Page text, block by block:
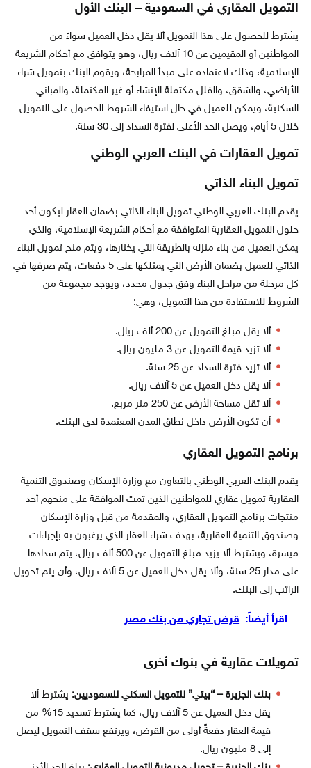
التمويل العقاري في السعودية – البنك الأول
يشترط للحصول على هذا التمويل ألا يقل دخل العميل سواءً من
المواطنين أو المقيمين عن 10 آلاف ريال، وهو يتوافق مع أحكام الشريعة
الإسلامية، وذلك لاعتماده على مبدأ المرابحة، ويقوم البنك بتمويل شراء
الأراضي، والشقق، والفلل مكتملة الإنشاء أو غير المكتملة، والمباني
السكنية، ويمكن للعميل في حال استيفاء الشروط الحصول على التمويل
خلال 5 أيام، ويصل الحد الأعلى لفترة السداد إلى 30 سنة.
تمويل العقارات في البنك العربي الوطني
تمويل البناء الذاتي
يقدم البنك العربي الوطني تمويل البناء الذاتي بضمان العقار ليكون أحد
حلول التمويل العقارية المتوافقة مع أحكام الشريعة الإسلامية، والذي
يمكن العميل من بناء منزله بالطريقة التي يختارها، ويتم منح تمويل البناء
الذاتي للعميل بضمان الأرض التي يمتلكها على 5 دفعات، يتم صرفها في
كل مرحلة من مراحل البناء وفق جدول محدد، ويوجد مجموعة من
الشروط للاستفادة من هذا التمويل، وهي:
ألا يقل مبلغ التمويل عن 200 ألف ريال.
ألا تزيد قيمة التمويل عن 3 مليون ريال.
ألا تزيد فترة السداد عن 25 سنة.
ألا يقل دخل العميل عن 5 آلاف ريال.
ألا تقل مساحة الأرض عن 250 متر مربع.
أن تكون الأرض داخل نطاق المدن المعتمدة لدى البنك.
برنامج التمويل العقاري
يقدم البنك العربي الوطني بالتعاون مع وزارة الإسكان وصندوق التنمية
العقارية تمويل عقاري للمواطنين الذين تمت الموافقة على منحهم أحد
منتجات برنامج التمويل العقاري، والمقدمة من قبل وزارة الإسكان
وصندوق التنمية العقارية، بهدف شراء العقار الذي يرغبون به بإجراءات
ميسرة، ويشترط ألا يزيد مبلغ التمويل عن 500 ألف ريال، يتم سدادها
على مدار 25 سنة، وألا يقل دخل العميل عن 5 آلاف ريال، وأن يتم تحويل
الراتب إلى البنك.
اقرأ أيضاً: قرض تجاري من بنك مصر
تمويلات عقارية في بنوك أخرى
بنك الجزيرة – “بيتي” للتمويل السكني للسعوديين: يشترط ألا
يقل دخل العميل عن 5 آلاف ريال، كما يشترط تسديد 15% من
قيمة العقار دفعةً أولى من القرض، ويرتفع سقف التمويل ليصل
إلى 8 مليون ريال.